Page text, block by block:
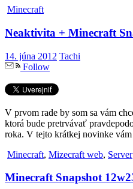
Minecraft
Neaktivita + Minecraft
14. júna 2012 Tachi
Follow
V prvom rade by som sa vám
ktorá bude pretrvávať
roka. V tejto krátkej novinke
Minecraft, Mizecraft web, Server
Minecraft Snapshot